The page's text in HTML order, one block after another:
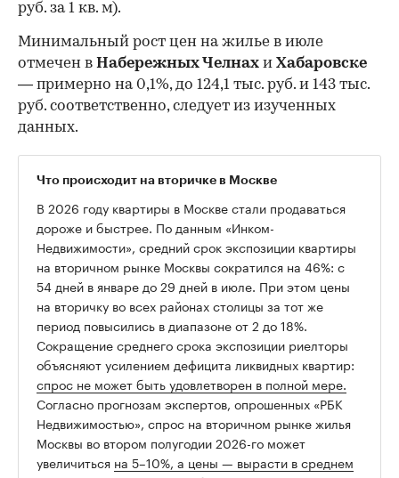
руб. за 1 кв. м).
Минимальный рост цен на жилье в июле
отмечен в Набережных Челнах и Хабаровске
— примерно на 0,1%, до 124,1 тыс. руб. и 143 тыс.
руб. соответственно, следует из изученных
данных.
Что происходит на вторичке в Москве
В 2026 году квартиры в Москве стали продаваться
дороже и быстрее. По данным «Инком-
Недвижимости», средний срок экспозиции квартиры
на вторичном рынке Москвы сократился на 46%: с
54 дней в январе до 29 дней в июле. При этом цены
на вторичку во всех районах столицы за тот же
период повысились в диапазоне от 2 до 18%.
Сокращение среднего срока экспозиции риелторы
объясняют усилением дефицита ликвидных квартир:
спрос не может быть удовлетворен в полной мере.
Согласно прогнозам экспертов, опрошенных «РБК
Недвижимостью», спрос на вторичном рынке жилья
Москвы во втором полугодии 2026-го может
увеличиться на 5–10%, а цены — вырасти в среднем